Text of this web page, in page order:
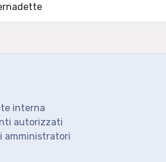
interna
autorizzati
amministratori